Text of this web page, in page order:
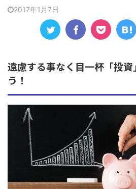
2017年1月7日
遠慮する事なく目一杯「投資
う！